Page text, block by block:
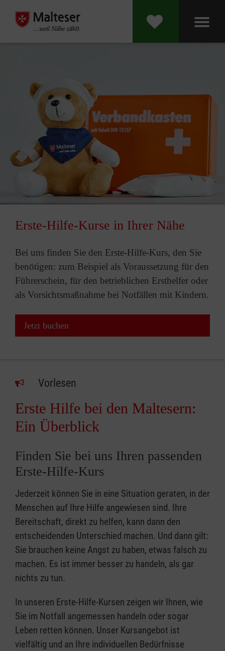
Erste-Hilfe-Kurse in Ihrer Nähe
Bei uns finden Sie den Erste-Hilfe-Kurs, den Sie
benötigen: zum Beispiel als Voraussetzung für den
Führerschein, für den betrieblichen Ersthelfer oder
als Vorsichtsmaßnahme bei Notfällen mit Kindern.
Jetzt buchen
Vorlesen
Erste Hilfe bei den Maltesern:
Ein Überblick
Finden Sie bei uns Ihren passenden
Erste-Hilfe-Kurs
Jederzeit können Sie in eine Situation geraten, in der
Menschen auf Ihre Hilfe angewiesen sind. Ihre
Bereitschaft, direkt zu helfen, kann dann den
entscheidenden Unterschied machen. Und dann gilt:
Sie brauchen keine Angst zu haben, etwas falsch zu
machen. Es ist immer besser zu handeln, als gar
nichts zu tun.
In unseren Erste-Hilfe-Kursen zeigen wir Ihnen, wie
Sie im Notfall angemessen handeln oder sogar
Leben retten können. Unser Kursangebot ist
vielfältig und an Ihre individuellen Bedürfnisse